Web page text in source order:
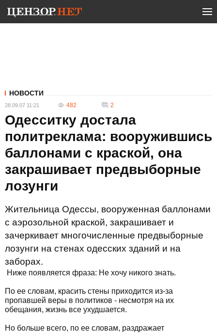
НОВОСТИ
28.09.07 11:21 482 2
Одесситку достала
политреклама: вооружившись
баллонами с краской, она
закрашивает предвыборные
лозунги
Жительница Одессы, вооруженная баллонами
с аэрозольной краской, закрашивает и
зачеркивает многочисленные предвыборные
лозунги на стенах одесских зданий и на
заборах.
Ниже появляется фраза: Не хочу никого знать.
По ее словам, красить стены приходится из-за
пропавшей веры в политиков - несмотря на их
обещания, жизнь все ухудшается.
Но больше всего, по ее словам, раздражает